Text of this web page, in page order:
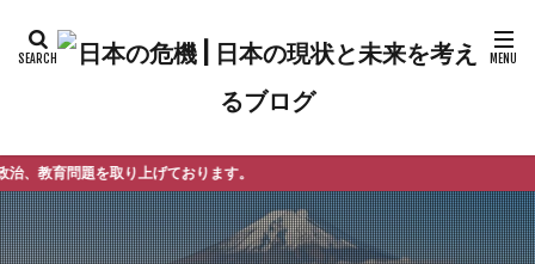
ります。